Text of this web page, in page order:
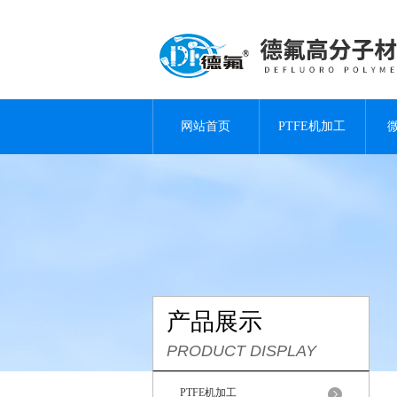
网站首页 PTFE机加工
产品展示
PRODUCT DISPLAY
PTFE机加工